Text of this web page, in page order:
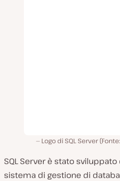
Logo di SQL Server (Fonte:
SQL Server è stato
sistema di gestione di